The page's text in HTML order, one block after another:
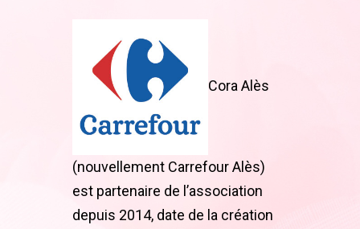
Cora Alès
(nouvellement Carrefour Alès)
est partenaire de l’association
depuis 2014, date de la création